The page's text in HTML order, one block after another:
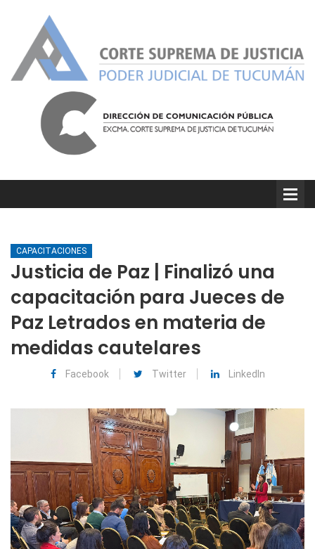
CAPACITACIONES
Justicia de Paz | Finalizó una
capacitación para Jueces de
Paz Letrados en materia de
medidas cautelares
Facebook Twitter LinkedIn